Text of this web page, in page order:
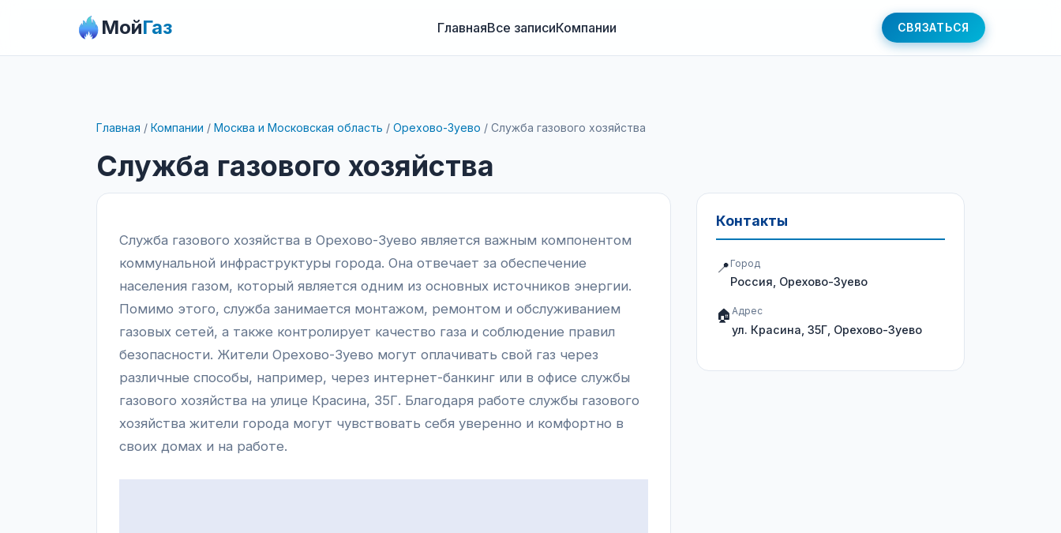
МойГаз ГлавнаяВсе записиКомпании СВЯЗАТЬСЯ
Главная / Компании / Москва и Московская область / Орехово-Зуево / Служба газового хозяйства
Служба газового хозяйства
Служба газового хозяйства в Орехово-Зуево является важным компонентом
коммунальной инфраструктуры города. Она отвечает за обеспечение
населения газом, который является одним из основных источников энергии.
Помимо этого, служба занимается монтажом, ремонтом и обслуживанием
газовых сетей, а также контролирует качество газа и соблюдение правил
безопасности. Жители Орехово-Зуево могут оплачивать свой газ через
различные способы, например, через интернет-банкинг или в офисе службы
газового хозяйства на улице Красина, 35Г. Благодаря работе службы газового
хозяйства жители города могут чувствовать себя уверенно и комфортно в
своих домах и на работе.
Контакты
📍 Город
Россия, Орехово-Зуево
🏠 Адрес
ул. Красина, 35Г, Орехово-Зуево